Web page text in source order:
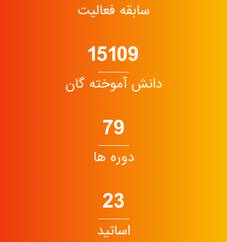
سابقه فعالیت
15109
دانش آموخته گان
79
دوره ها
23
اساتید